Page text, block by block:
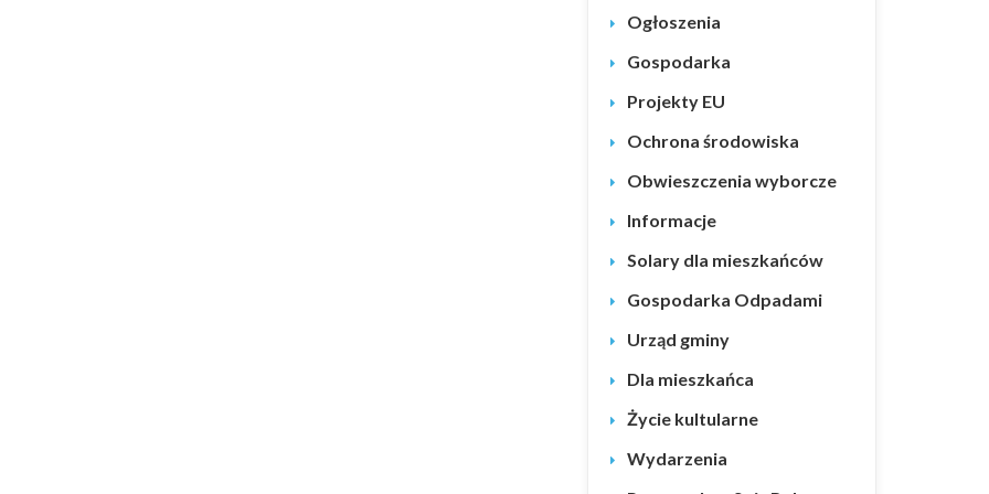
Ogłoszenia
Gospodarka
Projekty EU
Ochrona środowiska
Obwieszczenia wyborcze
Informacje
Solary dla mieszkańców
Gospodarka Odpadami
Urząd gminy
Dla mieszkańca
Życie kultularne
Wydarzenia